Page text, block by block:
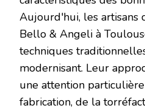
Aujourd'hui, les artisans
Bello & Angeli à
techniques
modernisant. Leur
une attention
fabrication, de la